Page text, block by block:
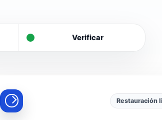
Verificar
Restauración